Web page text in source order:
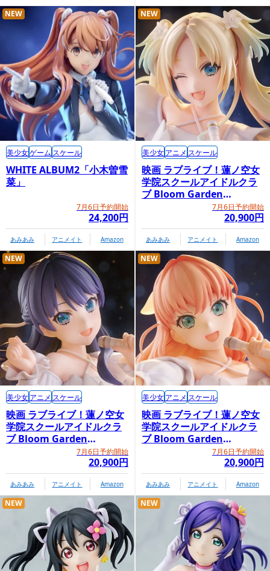
WHITE ALBUM2「小木曽雪
菜」
7月6日予約開始
24,200円
NEW
美少女ゲーム スケール
あみあみ アニメイト Amazon
映画 ラブライブ！蓮ノ空女
学院スクールアイドルクラ
ブ Bloom Garden
Party「大沢瑠璃乃」7月6日予約開始
20,900円
NEW
美少女アニメ スケール
あみあみ アニメイト Amazon
映画 ラブライブ！蓮ノ空女
学院スクールアイドルクラ
ブ Bloom Garden
Party「村野さやか」7月6日予約開始
20,900円
NEW
美少女アニメ スケール
あみあみ アニメイト Amazon
映画 ラブライブ！蓮ノ空女
学院スクールアイドルクラ
ブ Bloom Garden
Party「日野下花帆」7月6日予約開始
20,900円
NEW
美少女アニメ スケール
あみあみ アニメイト Amazon
NEW NEW